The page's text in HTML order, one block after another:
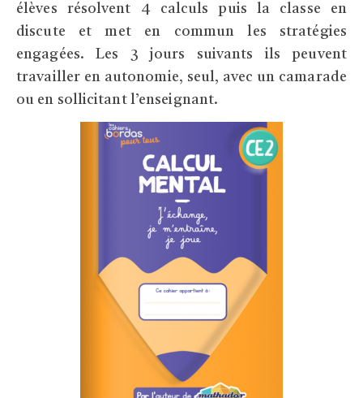
élèves résolvent 4 calculs puis la classe en
discute et met en commun les stratégies
engagées. Les 3 jours suivants ils peuvent
travailler en autonomie, seul, avec un camarade
ou en sollicitant l’enseignant.